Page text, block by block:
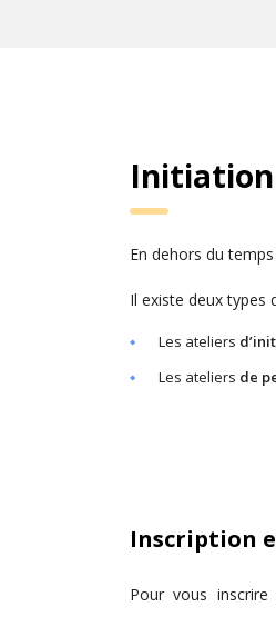
En dehors du
Il existe deux types
Les ateliers
Les ateliers de
Inscription
Pour vous